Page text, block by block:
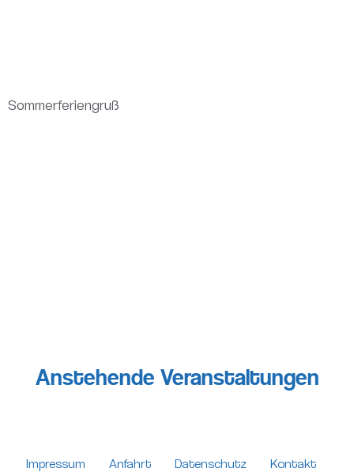
Sommerferiengruß
Anstehende Veranstaltungen
Impressum Anfahrt Datenschutz Kontakt